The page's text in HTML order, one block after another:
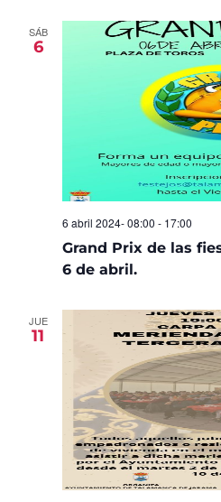
SÁB
6
Grand Prix de las
6 de abril.
6 abril 2024- 08:00 - 17:00
JUE
11